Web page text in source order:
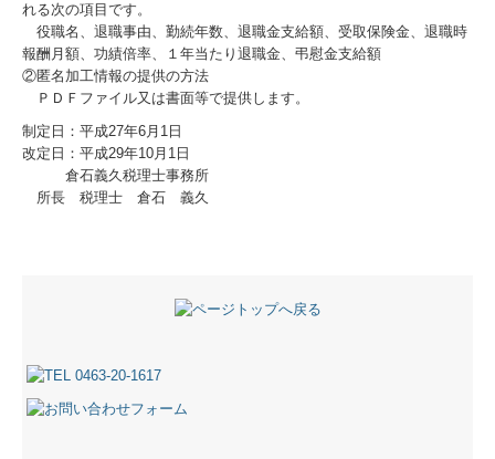
れる次の項目です。
役職名、退職事由、勤続年数、退職金支給額、受取保険金、退職時
報酬月額、功績倍率、１年当たり退職金、弔慰金支給額
②匿名加工情報の提供の方法
ＰＤＦファイル又は書面等で提供します。
制定日：平成27年6月1日
改定日：平成29年10月1日
倉石義久税理士事務所
所長 税理士 倉石 義久